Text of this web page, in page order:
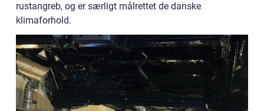
rustangreb, og er særligt målrettet de danske
klimaforhold.